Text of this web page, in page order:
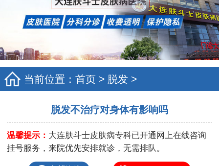
当前位置： 首页 > 脱发 >
脱发不治疗对身体有影响吗
温馨提示： 大连肤斗士皮肤病专科已开通网上在线咨询
挂号服务，来院优先安排就诊，无需排队。